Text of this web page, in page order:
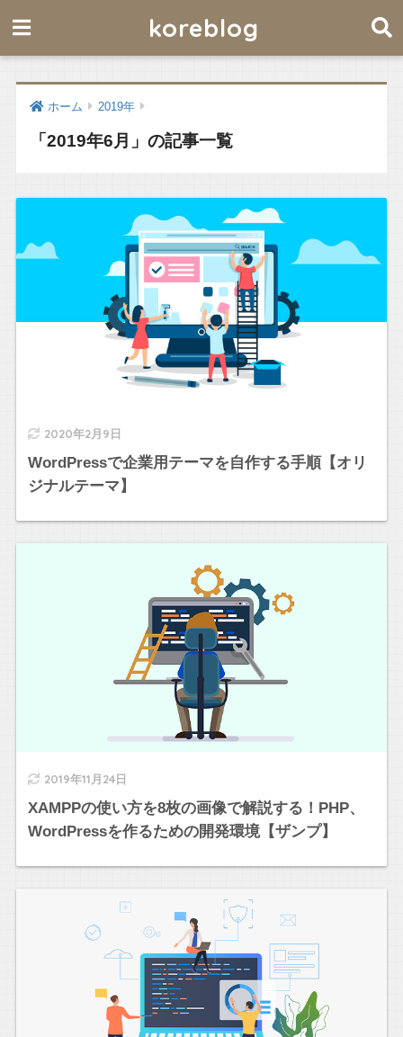
koreblog
ホーム 2019年
「2019年6月」の記事一覧
2020年2月9日
WordPressで企業用テーマを自作する手順【オリ
ジナルテーマ】
2019年11月24日
XAMPPの使い方を8枚の画像で解説する！PHP、
WordPressを作るための開発環境【ザンプ】